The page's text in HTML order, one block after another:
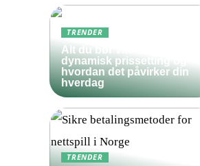
TRENDER
Alt du bør vite om
dynamisk prissetting og
hvordan det påvirker din
hverdag
TRENDER